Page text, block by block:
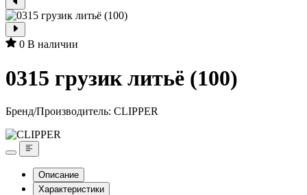
0 В наличии
0315 грузик литьё (100)
Бренд/Производитель: CLIPPER
Описание
Характеристики